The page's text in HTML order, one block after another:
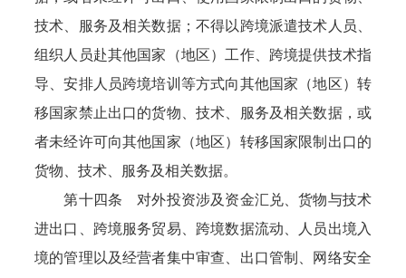
技术、服务及相关数据；不得以跨境派遣技术人员、
组织人员赴其他国家（地区）工作、跨境提供技术指
导、安排人员跨境培训等方式向其他国家（地区）转
移国家禁止出口的货物、技术、服务及相关数据，或
者未经许可向其他国家（地区）转移国家限制出口的
货物、技术、服务及相关数据。
第十四条 对外投资涉及资金汇兑、货物与技术
进出口、跨境服务贸易、跨境数据流动、人员出境入
境的管理以及经营者集中审查、出口管制、网络安全